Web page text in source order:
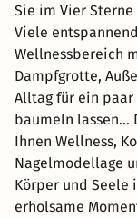
Sie im Vier
Viele
Wellnessbereich
Dampfgrotte,
Alltag für ein paar
baumeln lassen…
Ihnen Wellness,
Nagelmodellage
Körper und Seele
erholsame